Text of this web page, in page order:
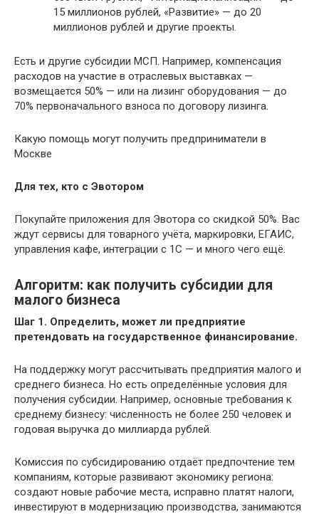
15 миллионов рублей, «Развитие» — до 20
миллионов рублей и другие проекты.
Есть и другие субсидии МСП. Например, компенсация
расходов на участие в отраслевых выставках —
возмещается 50% — или на лизинг оборудования — до
70% первоначального взноса по договору лизинга.
Какую помощь могут получить предприниматели в
Москве
Для тех, кто с Эвотором
Покупайте приложения для Эвотора со скидкой 50%. Вас
ждут сервисы для товарного учёта, маркировки, ЕГАИС,
управления кафе, интеграции с 1С — и много чего ещё.
Алгоритм: как получить субсидии для
малого бизнеса
Шаг 1. Определить, может ли предприятие
претендовать на государственное финансирование.
На поддержку могут рассчитывать предприятия малого и
среднего бизнеса. Но есть определённые условия для
получения субсидии. Например, основные требования к
среднему бизнесу: численность не более 250 человек и
годовая выручка до миллиарда рублей.
Комиссия по субсидированию отдаёт предпочтение тем
компаниям, которые развивают экономику региона:
создают новые рабочие места, исправно платят налоги,
инвестируют в модернизацию производства, занимаются